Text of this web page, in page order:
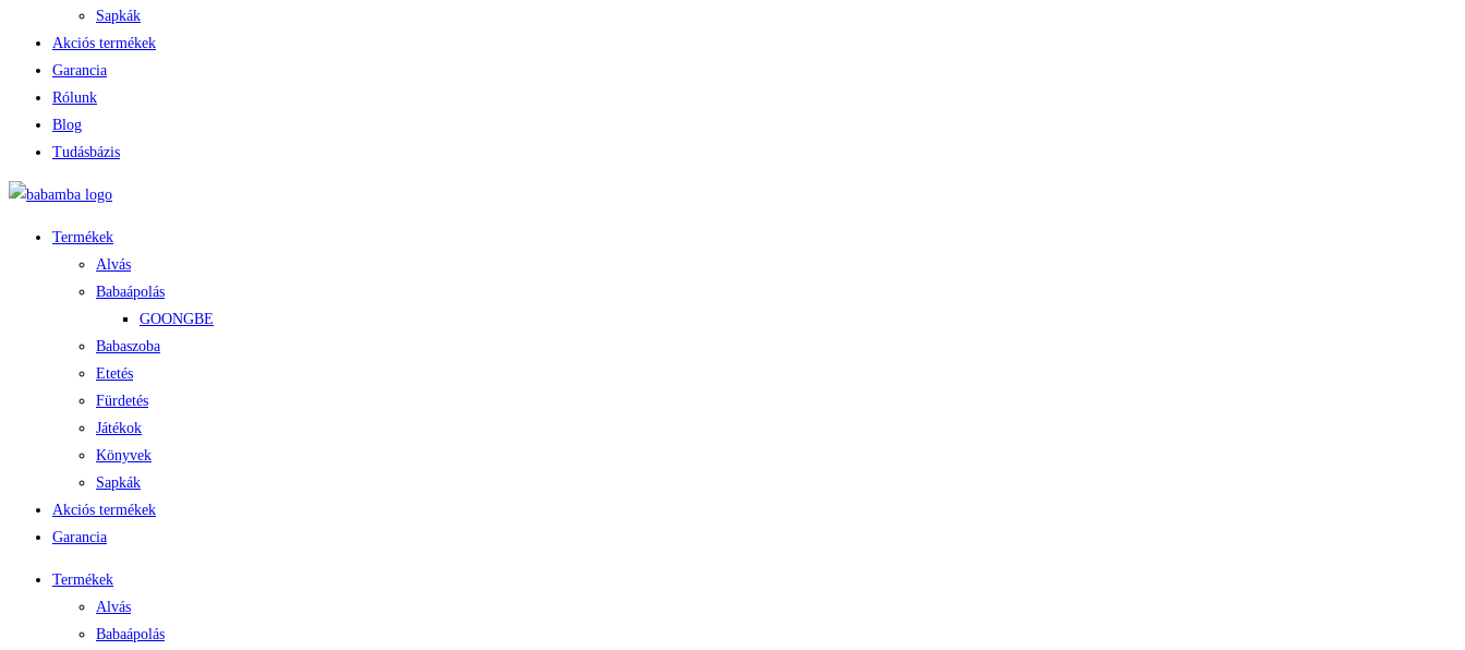
Sapkák
Akciós termékek
Garancia
Rólunk
Blog
Tudásbázis
Termékek
Alvás
Babaápolás
GOONGBE
Babaszoba
Etetés
Fürdetés
Játékok
Könyvek
Sapkák
Akciós termékek
Garancia
Termékek
Alvás
Babaápolás